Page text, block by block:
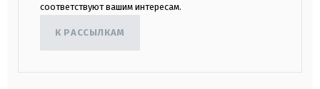
соответствуют вашим интересам.
К РАССЫЛКАМ